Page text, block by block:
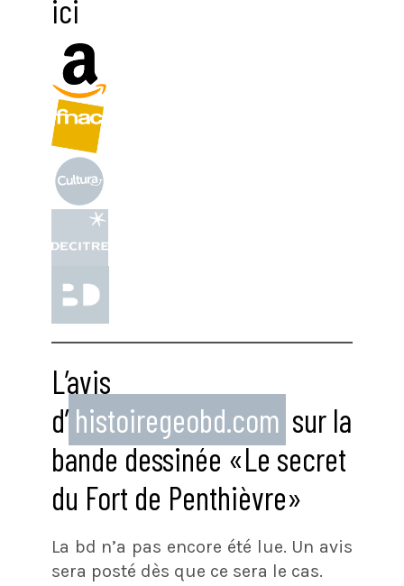
ici
L’avis
d’ histoiregeobd.com sur la
bande dessinée «Le secret
du Fort de Penthièvre»
La bd n’a pas encore été lue. Un avis
sera posté dès que ce sera le cas.